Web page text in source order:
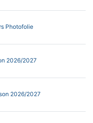
Photofolie
2026/2027
2026/2027